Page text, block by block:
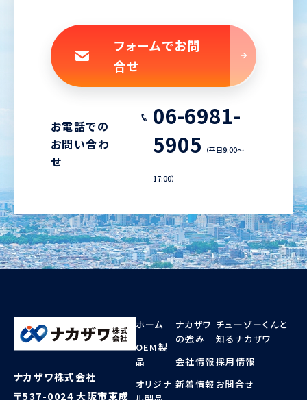
フォームでお問
合せ
お電話での
お問い合わ
せ
06-6981-
5905 （平日9:00〜
17:00）
ナカザワ株式会社
〒537-0024 大阪市東成
ホーム
OEM製
品
オリジナ
ナカザワ
の強み
会社情報
新着情報
チューゾーくんと
知るナカザワ
採用情報
お問合せ